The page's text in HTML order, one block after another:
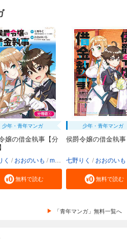
少年・青年マンガ
嬢の借金執事【分
く おおのいも mmu
無料で読む
少年・青年マンガ
侯爵令嬢の借金執事
七野りく おおのいも
無料で読む
「青年マンガ」無料一覧へ